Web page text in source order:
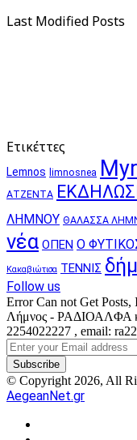
Last Modified Posts
Ετικέττες
Lemnos limnosnea
ΑΤΖΕΝΤΑ
ΛΗΜΝΟΥ ΘΑΛΑΣΣΑ
νέα ΟΠΕΝ Ο
Κακαβιώτισα ΤΕΝΝΙΣ
Follow us
Error Can not Get Posts,
Λήμνος - ΡΑΔΙΟΑΛΦΑ
2254022227 , email:
Enter
your
Email
address
© Copyright 2026, All
AegeanNet.gr